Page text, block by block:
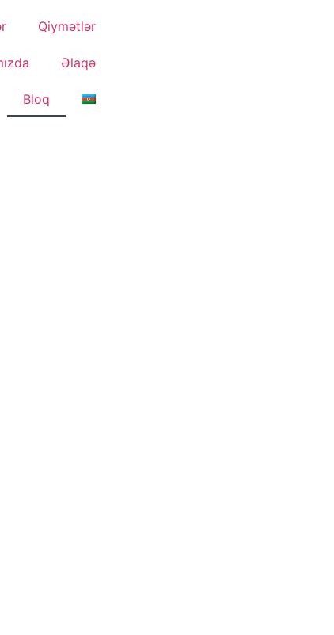
Qiymətlər
Əlaqə
Bloq